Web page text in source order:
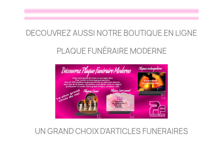
DECOUVREZ AUSSI NOTRE BOUTIQUE EN LIGNE
PLAQUE FUNÉRAIRE MODERNE
UN GRAND CHOIX D'ARTICLES FUNERAIRES